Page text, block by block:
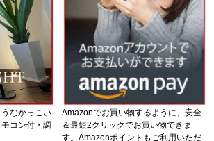
なかっこい
コン付・調
Amazonでお買い物するように、安全
＆最短2クリックでお買い物できま
す。Amazonポイントもご利用いただ